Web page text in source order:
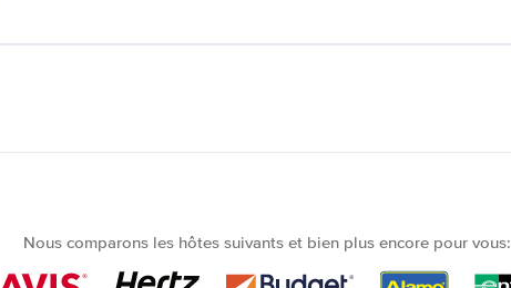
Nous comparons les hôtes suivants et bien plus encore pour vous: